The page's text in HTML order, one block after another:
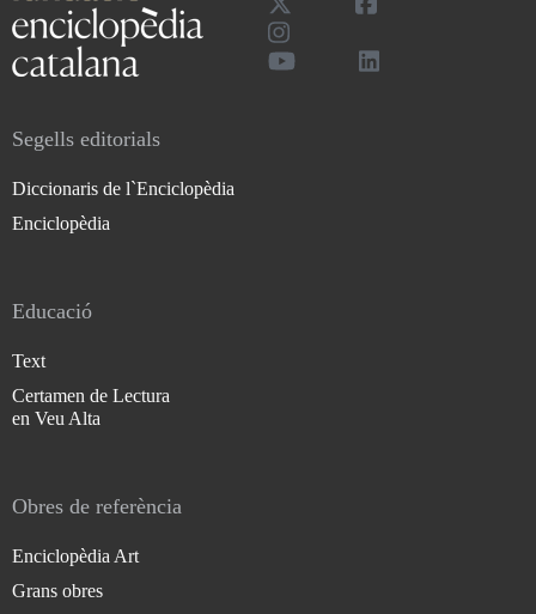
Segells editorials
Diccionaris de l`Enciclopèdia
Enciclopèdia
Educació
Text
Certamen de Lectura
en Veu Alta
Obres de referència
Enciclopèdia Art
Grans obres